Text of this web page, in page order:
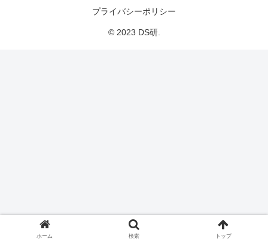
プライバシーポリシー
© 2023 DS研.
ホーム 検索 トップ